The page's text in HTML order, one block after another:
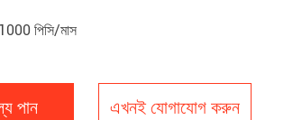
1000 পিসি/মাস
পান এখনই যোগাযোগ করুন